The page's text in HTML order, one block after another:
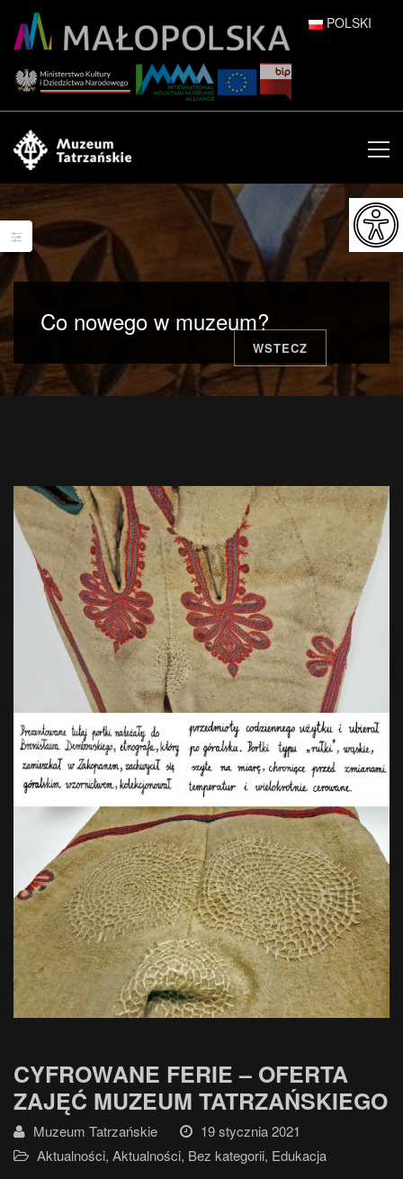
POLSKI
ENGLISH
ESPAÑOL
FRANÇAIS
ITALIANO
日本語
Co nowego w muzeum?
WSTECZ
CYFROWANE FERIE – OFERTA
ZAJĘĆ MUZEUM TATRZAŃSKIEGO
Muzeum Tatrzańskie
19 stycznia 2021
Aktualności, Aktualności, Bez kategorii, Edukacja